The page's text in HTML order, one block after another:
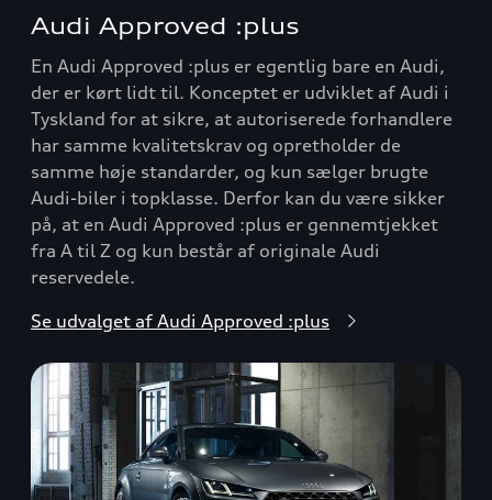
Audi Approved :plus
En Audi Approved :plus er egentlig bare en Audi,
der er kørt lidt til. Konceptet er udviklet af Audi i
Tyskland for at sikre, at autoriserede forhandlere
har samme kvalitetskrav og opretholder de
samme høje standarder, og kun sælger brugte
Audi-biler i topklasse. Derfor kan du være sikker
på, at en Audi Approved :plus er gennemtjekket
fra A til Z og kun består af originale Audi
reservedele.
Se udvalget af Audi Approved :plus